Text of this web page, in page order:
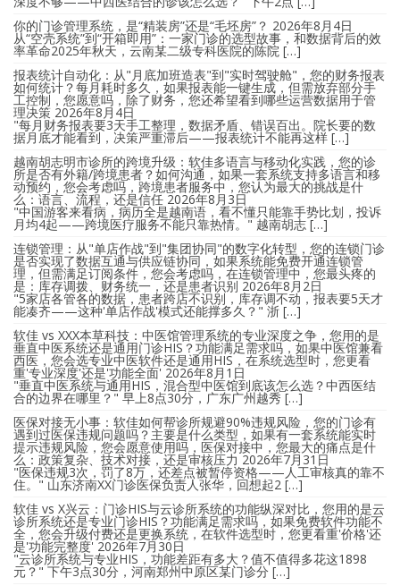
你的门诊管理系统，是“精装房”还是“毛坯房”？ 2026年8月4日
从“空壳系统”到“开箱即用”：一家门诊的选型故事，和数据背后的效
率革命2025年秋天，云南某二级专科医院的陈院 […]
报表统计自动化：从"月底加班造表"到"实时驾驶舱"，您的财务报表
如何统计？每月耗时多久，如果报表能一键生成，但需放弃部分手
工控制，您愿意吗，除了财务，您还希望看到哪些运营数据用于管
理决策 2026年8月4日
"每月财务报表要3天手工整理，数据矛盾、错误百出。院长要的数
据月底才能看到，决策严重滞后——报表统计不能再这样 […]
越南胡志明市诊所的跨境升级：软佳多语言与移动化实践，您的诊
所是否有外籍/跨境患者？如何沟通，如果一套系统支持多语言和移
动预约，您会考虑吗，跨境患者服务中，您认为最大的挑战是什
么：语言、流程，还是信任 2026年8月3日
"中国游客来看病，病历全是越南语，看不懂只能靠手势比划，投诉
月均4起——跨境医疗服务不能只靠热情。" 越南胡志 […]
连锁管理：从"单店作战"到"集团协同"的数字化转型，您的连锁门诊
是否实现了数据互通与供应链协同，如果系统能免费开通连锁管
理，但需满足订阅条件，您会考虑吗，在连锁管理中，您最头疼的
是：库存调拨、财务统一，还是患者识别 2026年8月2日
"5家店各管各的数据，患者跨店不识别，库存调不动，报表要5天才
能凑齐——这种'单店作战'模式还能撑多久？" 浙 […]
软佳 vs XXX本草科技：中医馆管理系统的专业深度之争，您用的是
垂直中医系统还是通用门诊HIS？功能满足需求吗，如果中医馆兼看
西医，您会选专业中医软件还是通用HIS，在系统选型时，您更看
重'专业深度'还是'功能全面' 2026年8月1日
"垂直中医系统与通用HIS，混合型中医馆到底该怎么选？中西医结
合的边界在哪里？" 早上8点30分，广东广州越秀 […]
医保对接无小事：软佳如何帮诊所规避90%违规风险，您的门诊有
遇到过医保违规问题吗？主要是什么类型，如果有一套系统能实时
提示违规风险，您会愿意使用吗，医保对接中，您最大的痛点是什
么：政策复杂、技术对接，还是审核压力 2026年7月31日
"医保违规3次，罚了8万，还差点被暂停资格——人工审核真的靠不
住。" 山东济南XX门诊医保负责人张华，回想起2 […]
软佳 vs X兴云：门诊HIS与云诊所系统的功能纵深对比，您用的是云
诊所系统还是专业门诊HIS？功能满足需求吗，如果免费软件功能不
全，您会升级付费还是更换系统，在软件选型时，您更看重'价格'还
是'功能完整度' 2026年7月30日
"云诊所系统与专业HIS，功能差距有多大？值不值得多花这1898
元？" 下午3点30分，河南郑州中原区某门诊分 […]